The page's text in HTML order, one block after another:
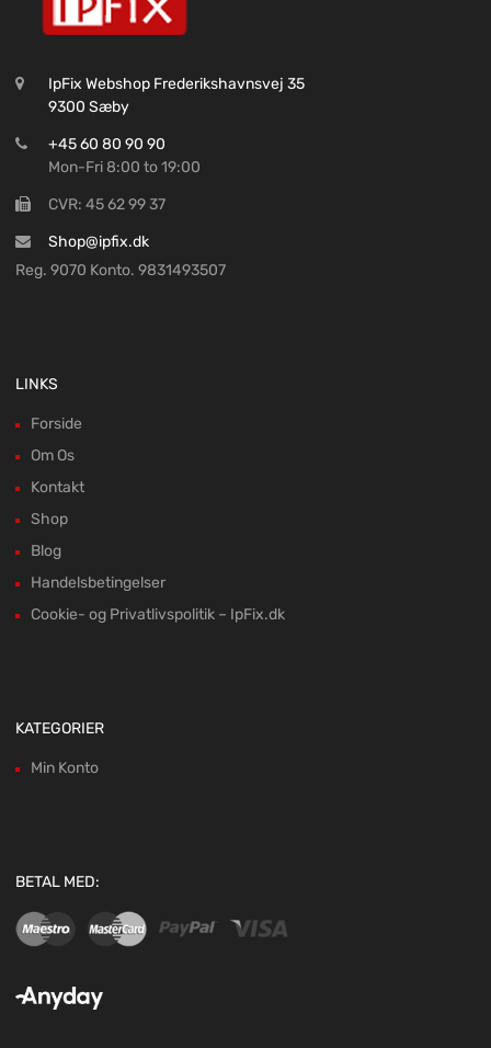
IpFix Webshop Frederikshavnsvej 35
9300 Sæby
+45 60 80 90 90
Mon-Fri 8:00 to 19:00
CVR: 45 62 99 37
Shop@ipfix.dk
Reg. 9070 Konto. 9831493507
LINKS
Forside
Om Os
Kontakt
Shop
Blog
Handelsbetingelser
Cookie- og Privatlivspolitik – IpFix.dk
KATEGORIER
Min Konto
BETAL MED: